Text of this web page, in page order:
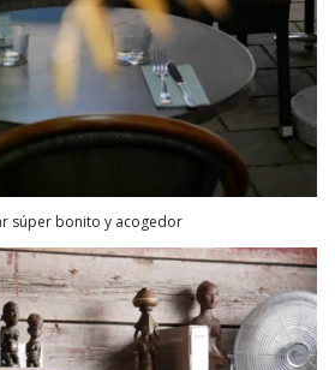
súper bonito y acogedor